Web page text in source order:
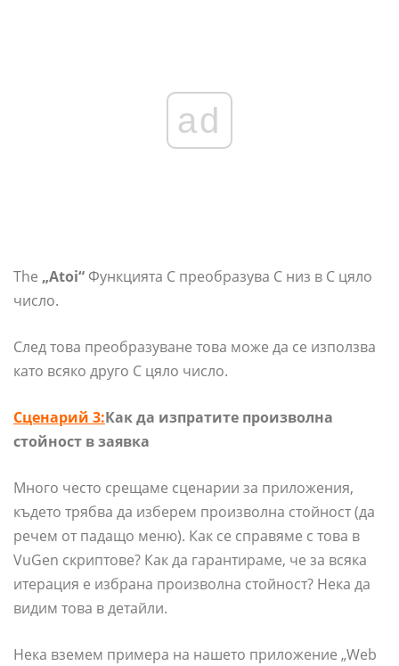
ad
The „Atoi“ Функцията C преобразува C низ в C цяло
число.
След това преобразуване това може да се използва
като всяко друго C цяло число.
Сценарий 3:Как да изпратите произволна
стойност в заявка
Много често срещаме сценарии за приложения,
където трябва да изберем произволна стойност (да
речем от падащо меню). Как се справяме с това в
VuGen скриптове? Как да гарантираме, че за всяка
итерация е избрана произволна стойност? Нека да
видим това в детайли.
Нека вземем примера на нашето приложение „Web